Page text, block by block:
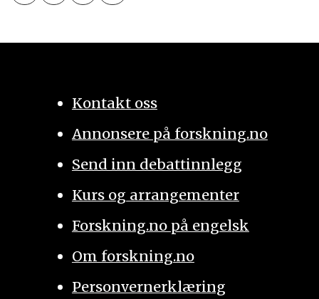
Kontakt oss
Annonsere på forskning.no
Send inn debattinnlegg
Kurs og arrangementer
Forskning.no på engelsk
Om forskning.no
Personvernerklæring